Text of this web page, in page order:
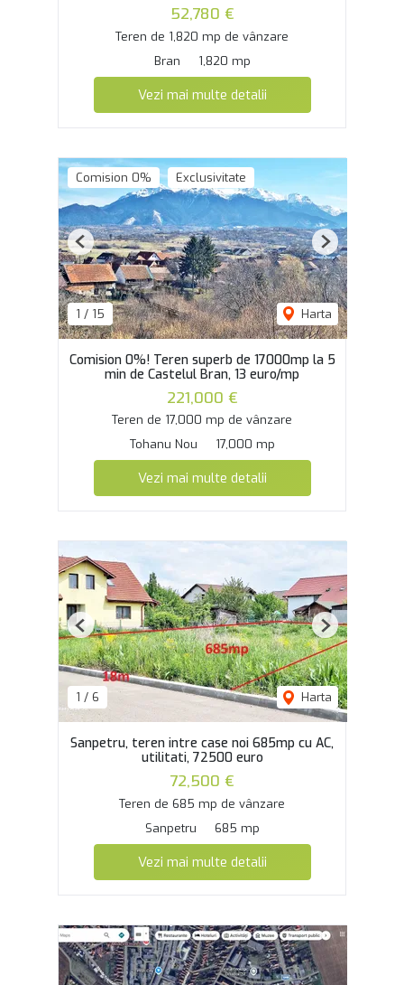
52,780 €
Teren de 1,820 mp de vânzare
Bran
1,820 mp
Vezi mai multe detalii
Comision 0% Exclusivitate
1 / 15 Harta
Previous Next
Comision 0%! Teren superb de 17000mp la 5
min de Castelul Bran, 13 euro/mp
221,000 €
Teren de 17,000 mp de vânzare
Tohanu Nou
17,000 mp
Vezi mai multe detalii
1 / 6 Harta
Previous Next
Sanpetru, teren intre case noi 685mp cu AC,
utilitati, 72500 euro
72,500 €
Teren de 685 mp de vânzare
Sanpetru
685 mp
Vezi mai multe detalii